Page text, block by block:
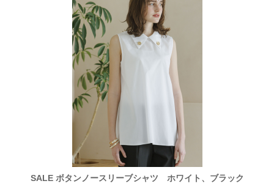
SALE ボタンノースリーブシャツ ホワイト、ブラック